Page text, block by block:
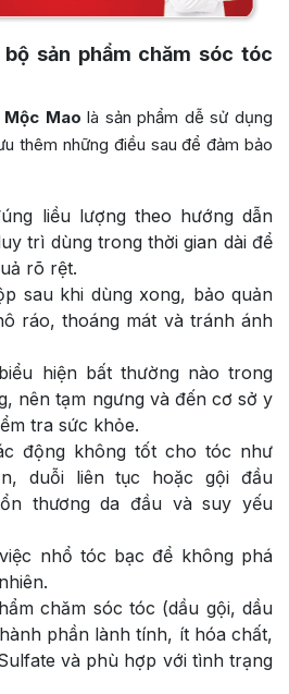
sản phẩm chăm sóc tóc
Mao là sản phẩm dễ sử dụng
thêm những điều sau để đảm bảo
liều lượng theo hướng dẫn
trì dùng trong thời gian dài để
rõ rệt.
sau khi dùng xong, bảo quản
ráo, thoáng mát và tránh ánh
hiện bất thường nào trong
nên tạm ngưng và đến cơ sở y
tra sức khỏe.
động không tốt cho tóc như
duỗi liên tục hoặc gội đầu
thương da đầu và suy yếu
nhổ tóc bạc để không phá
chăm sóc tóc (dầu gội, dầu
phần lành tính, ít hóa chất,
và phù hợp với tình trạng